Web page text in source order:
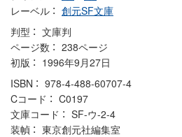
レーベル
創元SF文庫
判型
文庫判
ページ数
238ページ
初版
1996年9月27日
ISBN
978-4-488-60707-4
Cコード
C0197
文庫コード
SF-ウ-2-4
装幀
東京創元社編集室